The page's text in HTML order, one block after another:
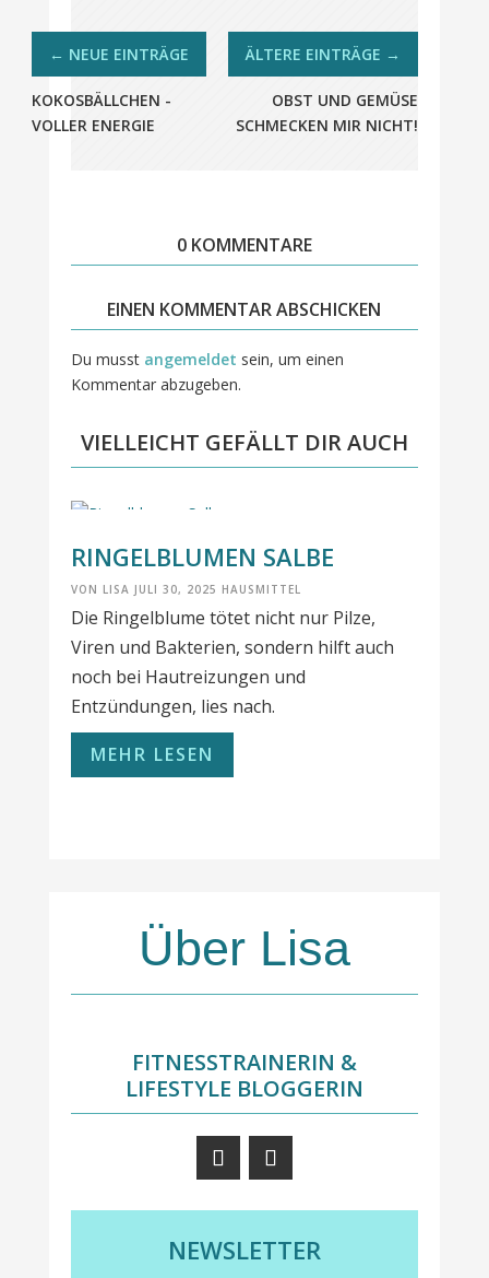
OBST UND GEMÜSE
SCHMECKEN MIR NICHT!
KOKOSBÄLLCHEN -
VOLLER ENERGIE
0 KOMMENTARE
EINEN KOMMENTAR ABSCHICKEN
Du musst angemeldet sein, um einen
Kommentar abzugeben.
VIELLEICHT GEFÄLLT DIR AUCH
RINGELBLUMEN SALBE
VON LISA JULI 30, 2025 HAUSMITTEL
Die Ringelblume tötet nicht nur Pilze,
Viren und Bakterien, sondern hilft auch
noch bei Hautreizungen und
Entzündungen, lies nach.
MEHR LESEN
Über Lisa
FITNESSTRAINERIN &
LIFESTYLE BLOGGERIN
NEWSLETTER